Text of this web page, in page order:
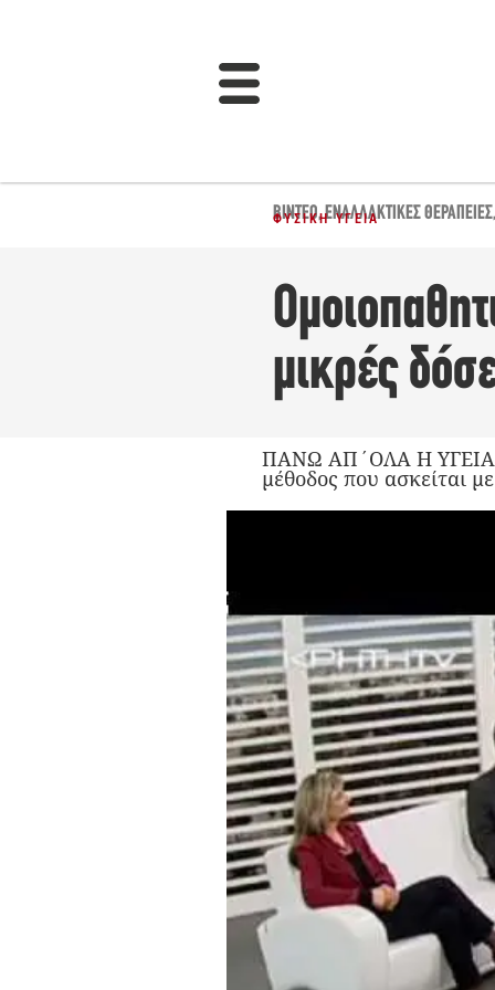
ΒΊΝΤΕΟ,ΕΝΑΛΛΑΚΤΙΚΈΣ ΘΕΡΑΠΕΊΕΣ,
ΦΥΣΙΚΉ ΥΓΕΊΑ
μικρές
ΠΑΝΩ ΑΠ΄ΟΛΑ Η ΥΓΕΙΑ
μέθοδος που ασκείται